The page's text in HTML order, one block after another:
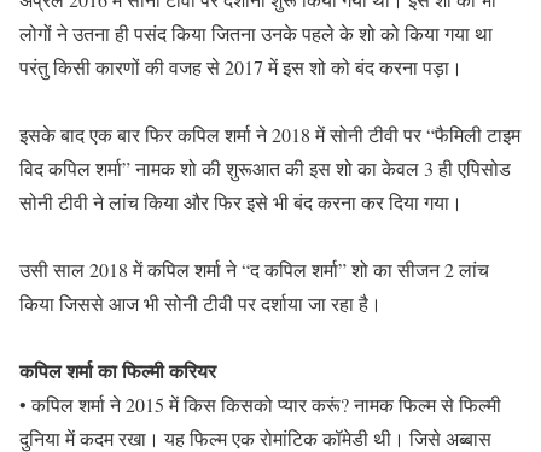
लोगों ने उतना ही पसंद किया जितना उनके पहले के शो को किया गया था
परंतु किसी कारणों की वजह से 2017 में इस शो को बंद करना पड़ा।
इसके बाद एक बार फिर कपिल शर्मा ने 2018 में सोनी टीवी पर “फैमिली टाइम
विद कपिल शर्मा” नामक शो की शुरूआत की इस शो का केवल 3 ही एपिसोड
सोनी टीवी ने लांच किया और फिर इसे भी बंद करना कर दिया गया।
उसी साल 2018 में कपिल शर्मा ने “द कपिल शर्मा” शो का सीजन 2 लांच
किया जिससे आज भी सोनी टीवी पर दर्शाया जा रहा है।
कपिल शर्मा का फिल्मी करियर
• कपिल शर्मा ने 2015 में किस किसको प्यार करूं? नामक फिल्म से फिल्मी
दुनिया में कदम रखा। यह फिल्म एक रोमांटिक कॉमेडी थी। जिसे अब्बास